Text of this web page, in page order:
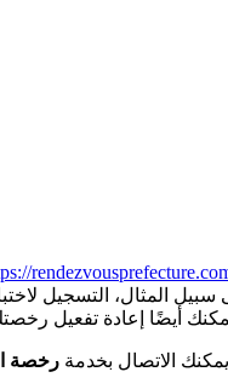
المثال، التسجيل
الاتصال بخدمة رخصة